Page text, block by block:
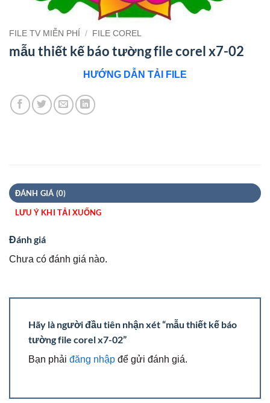
FILE TV MIỄN PHÍ / FILE COREL
mẫu thiết kế báo tường file corel x7-02
HƯỚNG DẪN TẢI FILE
ĐÁNH GIÁ (0)
LƯU Ý KHI TẢI XUỐNG
Đánh giá
Chưa có đánh giá nào.
Hãy là người đầu tiên nhận xét “mẫu thiết kế báo
tường file corel x7-02”
Bạn phải đăng nhập để gửi đánh giá.